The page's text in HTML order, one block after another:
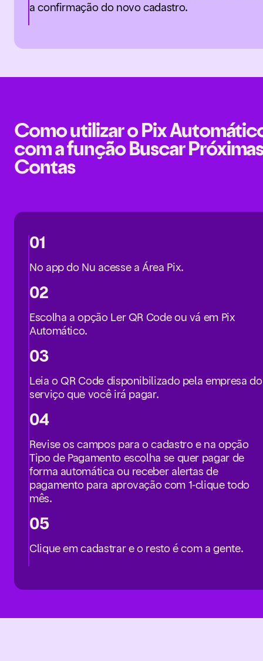
a confirmação do novo cadastro.
Como utilizar o Pix
com a função Buscar
Contas
01
No app do Nu acesse a Área Pix.
02
Escolha a opção Ler QR Code ou vá em Pix
Automático.
03
Leia o QR Code disponibilizado pela empresa do
serviço que você irá pagar.
04
Revise os campos para o cadastro e na opção
Tipo de Pagamento escolha se quer pagar de
forma automática ou receber alertas de
pagamento para aprovação com 1-clique todo
mês.
05
Clique em cadastrar e o resto é com a gente.